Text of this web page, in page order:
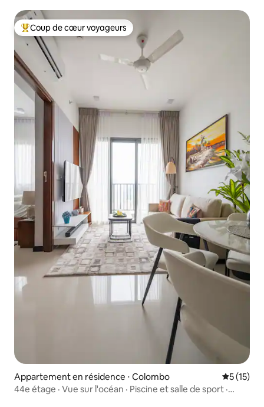
Coups de cœur voyageurs les plus appréciés
Coup de cœur voyageurs
Appartement en résidence ⋅ Colombo
5 (15)
44e étage · Vue sur l'océan · Piscine et salle de sport ·